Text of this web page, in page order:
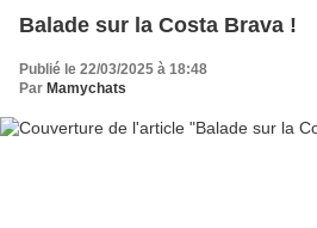
Balade sur la Costa Brava !
Publié le 22/03/2025 à 18:48
Par Mamychats